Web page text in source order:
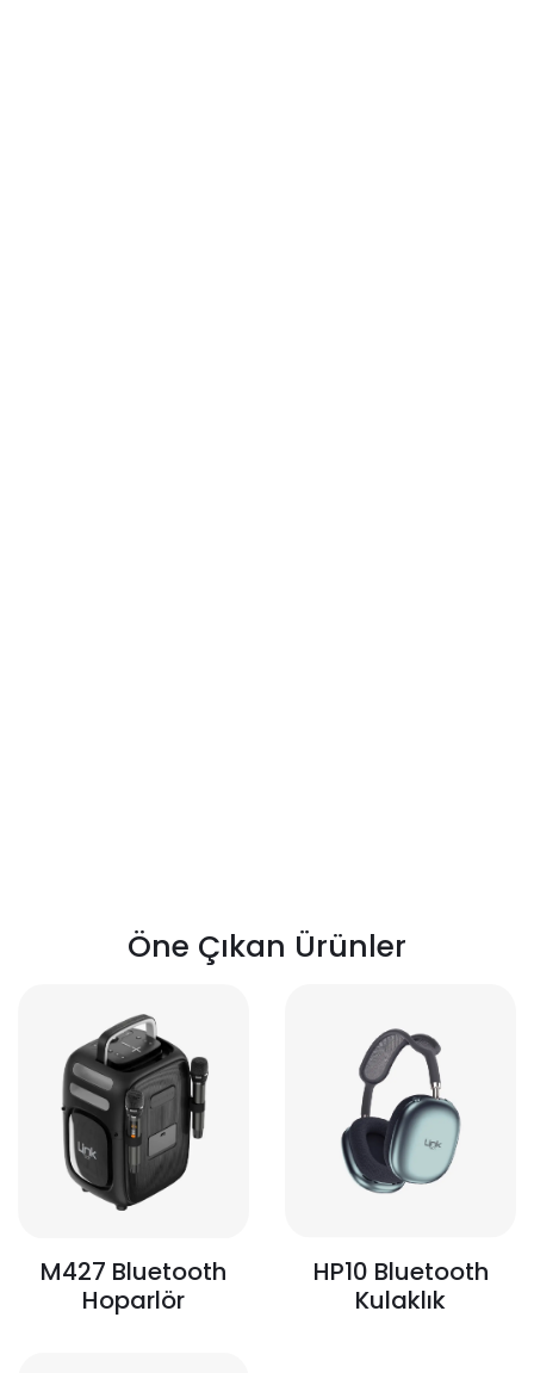
Öne Çıkan Ürünler
M427 Bluetooth
Hoparlör
HP10 Bluetooth
Kulaklık